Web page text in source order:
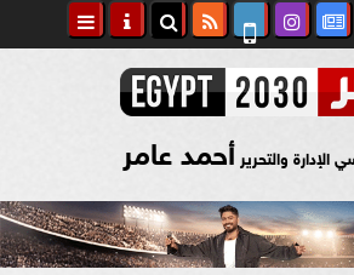
والتحرير أحمد عامر